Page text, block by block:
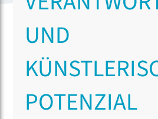
UND
POTENZIAL